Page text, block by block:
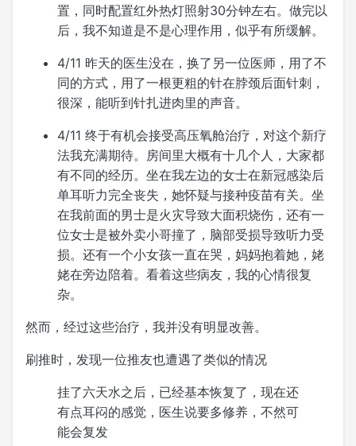
置，同时配置红外热灯照射30分钟左右。做完以
后，我不知道是不是心理作用，似乎有所缓解。
4/11 昨天的医生没在，换了另一位医师，用了不
同的方式，用了一根更粗的针在脖颈后面针刺，
很深，能听到针扎进肉里的声音。
4/11 终于有机会接受高压氧舱治疗，对这个新疗
法我充满期待。房间里大概有十几个人，大家都
有不同的经历。坐在我左边的女士在新冠感染后
单耳听力完全丧失，她怀疑与接种疫苗有关。坐
在我前面的男士是火灾导致大面积烧伤，还有一
位女士是被外卖小哥撞了，脑部受损导致听力受
损。还有一个小女孩一直在哭，妈妈抱着她，姥
姥在旁边陪着。看着这些病友，我的心情很复
杂。
然而，经过这些治疗，我并没有明显改善。
刷推时，发现一位推友也遭遇了类似的情况
挂了六天水之后，已经基本恢复了，现在还
有点耳闷的感觉，医生说要多修养，不然可
能会复发